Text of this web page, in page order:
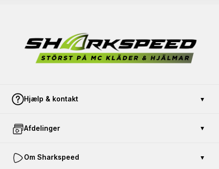
Hjælp & kontakt ▼
Kontakt os
Åbent køb
Afdelinger ▼
Køb gavekort
Om Sharkspeed ▼